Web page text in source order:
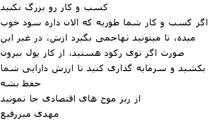
کسب و کار رو بزرگ نکنید
اگر کسب و کار شما طوریه که الان داره سود خوب
میده، تا میتونید تهاجمی بگیرد ازش، در غیر این
صورت اگر توی رکود هستید، از کار پول بیرون
بکشید و سرمایه گذاری کنید تا ارزش دارایی شما
حفظ بشه
از ریز موج های اقتصادی جا نمونید
مهدی میررفیع